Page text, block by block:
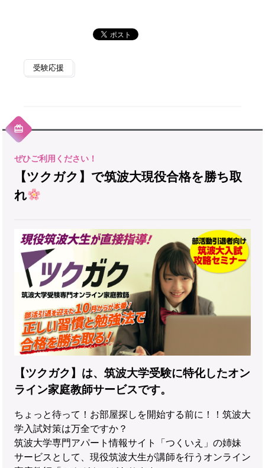
受験応援
【ツクガク】で筑波大現役合格を勝ち取
れ
【ツクガク】は、筑波大学受験に特化したオン
ライン家庭教師サービスです。
ちょっと待って！お部屋探しを開始する前に！！筑波大
学入試対策は万全ですか？
筑波大学専門アパート情報サイト「つくいえ」の姉妹
サービスとして、現役筑波大生が講師を行うオンライン